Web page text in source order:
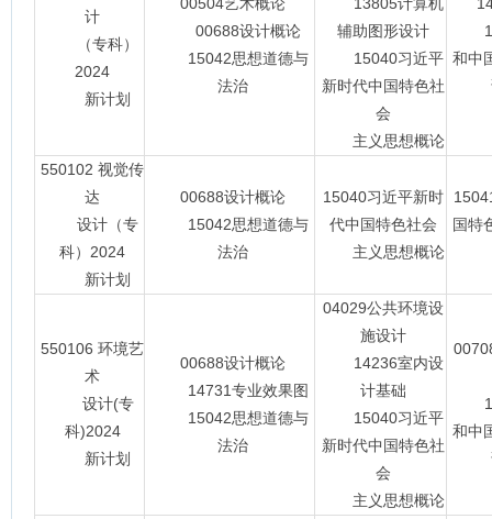
计
（专科）
2024
新计划
00688设计概论
15042思想道德与
法治
辅助图形设计
15040习近平
新时代中国特色社
会
主义思想概论
和中
550102 视觉传
达
设计（专
科）2024
新计划
00688设计概论
15042思想道德与
法治
15040习近平新时
代中国特色社会
主义思想概论
国特
550106 环境艺
术
设计(专
科)2024
新计划
00688设计概论
14731专业效果图
15042思想道德与
法治
04029公共环境设
施设计
14236室内设
计基础
15040习近平
新时代中国特色社
会
主义思想概论
和中